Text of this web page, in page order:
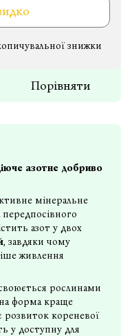
знижки
Порівняти
азотне добриво
мінеральне
азот у двох
, завдяки чому
живлення
рослинами
форма краще
розвиток кореневої
у доступну для